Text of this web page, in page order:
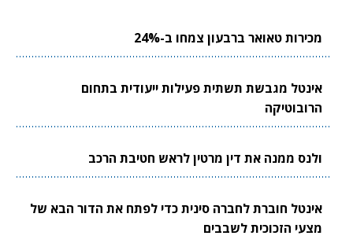
מכירות טאואר ברבעון צמחו ב-24%
אינטל מגבשת תשתית פעילות ייעודית בתחום
הרובוטיקה
ולנס ממנה את דין מרטין לראש חטיבת הרכב
אינטל חוברת לחברה סינית כדי לפתח את הדור הבא של
מצעי הזכוכית לשבבים